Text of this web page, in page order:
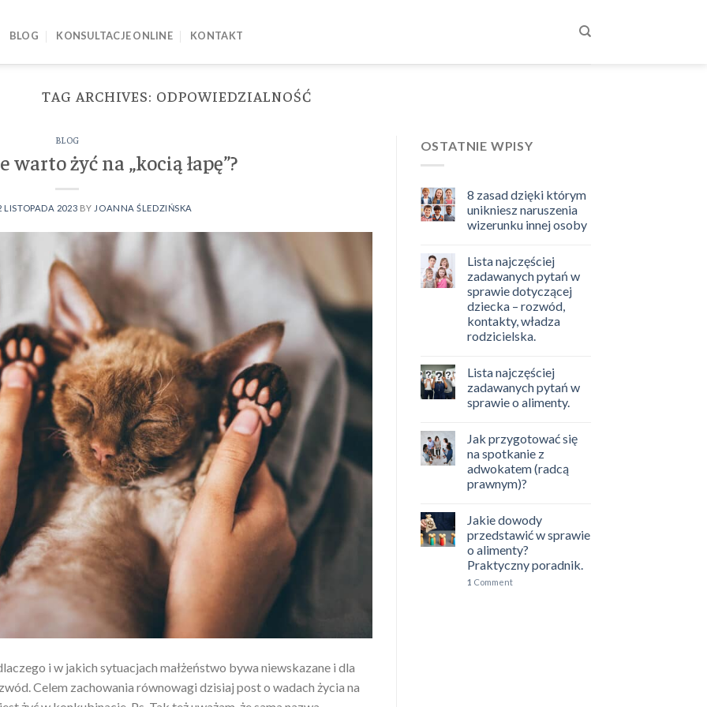
BLOG KONSULTACJE ONLINE KONTAKT
TAG ARCHIVES: ODPOWIEDZIALNOŚĆ
BLOG
warto żyć na „kocią łapę”?
LISTOPADA 2023 BY JOANNA ŚLEDZIŃSKA
i w jakich sytuacjach małżeństwo bywa niewskazane i dla
Celem zachowania równowagi dzisiaj post o wadach życia na
OSTATNIE WPISY
8 zasad dzięki którym
unikniesz naruszenia
wizerunku innej osoby
Lista najczęściej
zadawanych pytań w
sprawie dotyczącej
dziecka – rozwód,
kontakty, władza
rodzicielska.
Lista najczęściej
zadawanych pytań w
sprawie o alimenty.
Jak przygotować się
na spotkanie z
adwokatem (radcą
prawnym)?
Jakie dowody
przedstawić w sprawie
o alimenty?
Praktyczny poradnik.
1 Comment